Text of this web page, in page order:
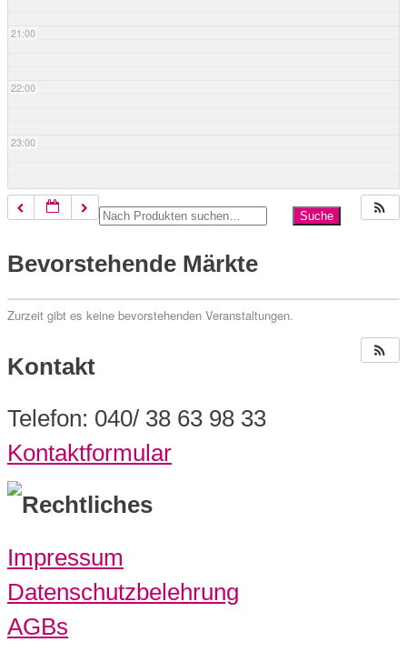
21:00
22:00
23:00
Bevorstehende Märkte
Zurzeit gibt es keine bevorstehenden Veranstaltungen.
Kontakt
Telefon: 040/ 38 63 98 33
Kontaktformular
Rechtliches
Impressum
Datenschutzbelehrung
AGBs